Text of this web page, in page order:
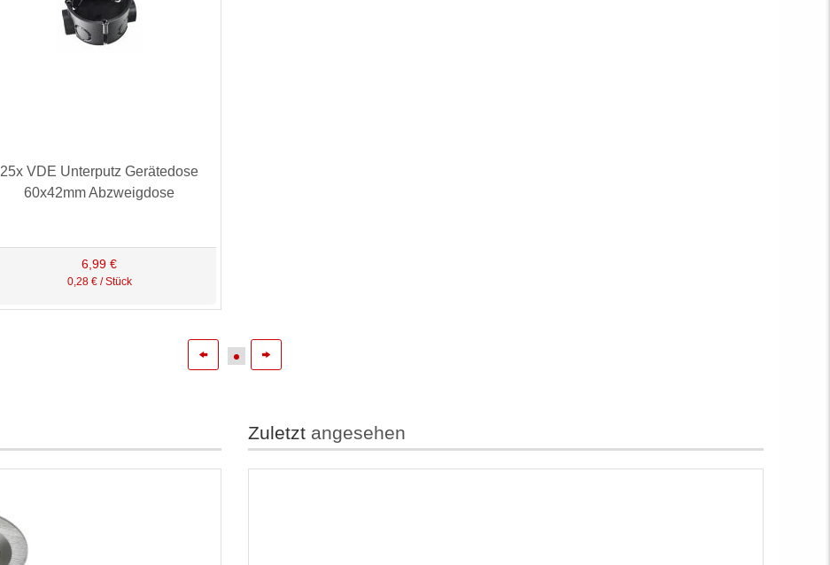
25x VDE Unterputz Gerätedose
60x42mm Abzweigdose
6,99 €
0,28 € / Stück
Zuletzt angesehen